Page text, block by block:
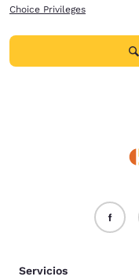
Choice Privileges
Servicios